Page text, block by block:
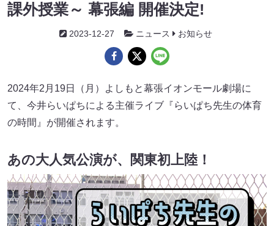
課外授業～ 幕張編 開催決定!
2023-12-27 ニュース お知らせ
2024年2月19日（月）よしもと幕張イオンモール劇場に
て、今井らいぱちによる主催ライブ『らいぱち先生の体育
の時間』が開催されます。
あの大人気公演が、関東初上陸！